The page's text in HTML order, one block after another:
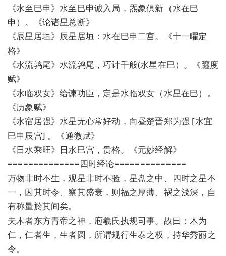
《水至巳申》水至巳申诚入局，炁象俱新（水在巳
申）。《论诸星总断》
《辰星居垣》辰星居垣：水在巳申二宫。《十一曜定
格》
《水流鹑尾》水流鹑尾，巧计千般(水星在巳）。《躔度
赋》
《水临双女》给谏功臣，定是水临双女（水星在巳）。
《历象赋》
《水宿居强》水星无心常好动，向昼楚晋郑为强 [水宜
巳申辰宫] 。《通微赋》
《日水乘旺》日水巳宫，贵格。《元妙经解》
==============四时经论==============
万物非时不生，观星非时不验，星盘之中、四时之星不
一，因其时令、察其盛衰，则福之厚薄、祸之浅深，自
有称量於其间矣。
夫木者东方青帝之神，庖羲氏执规司事。故曰：木为
仁，仁者生，生者圆，所谓规行生泰之权，持华秀丽之
令。